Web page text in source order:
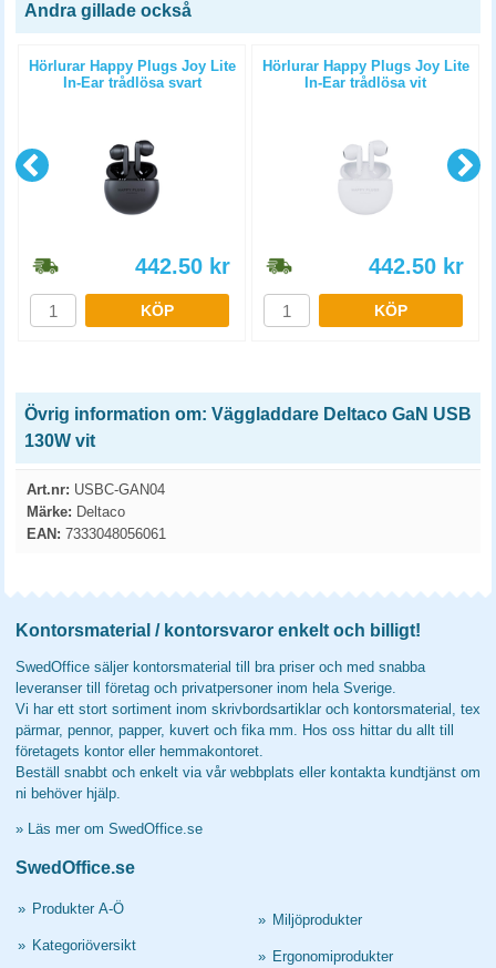
Andra gillade också
Hörlurar Happy Plugs Joy Lite
In-Ear trådlösa svart
442.50 kr
KÖP
Hörlurar Happy Plugs Joy Lite
In-Ear trådlösa vit
442.50 kr
KÖP
Övrig information om: Väggladdare Deltaco GaN USB
130W vit
Art.nr: USBC-GAN04
Märke: Deltaco
EAN: 7333048056061
Kontorsmaterial / kontorsvaror enkelt och billigt!
SwedOffice säljer kontorsmaterial till bra priser och med snabba
leveranser till företag och privatpersoner inom hela Sverige.
Vi har ett stort sortiment inom skrivbordsartiklar och kontorsmaterial, tex
pärmar, pennor, papper, kuvert och fika mm. Hos oss hittar du allt till
företagets kontor eller hemmakontoret.
Beställ snabbt och enkelt via vår webbplats eller kontakta kundtjänst om
ni behöver hjälp.
» Läs mer om SwedOffice.se
SwedOffice.se
» Produkter A-Ö
» Kategoriöversikt
» Miljöprodukter
» Ergonomiprodukter